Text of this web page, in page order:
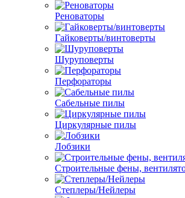
Реноваторы
Гайковерты/винтоверты
Шуруповерты
Перфораторы
Сабельные пилы
Циркулярные пилы
Лобзики
Строительные фены,
Степлеры/Нейлеры